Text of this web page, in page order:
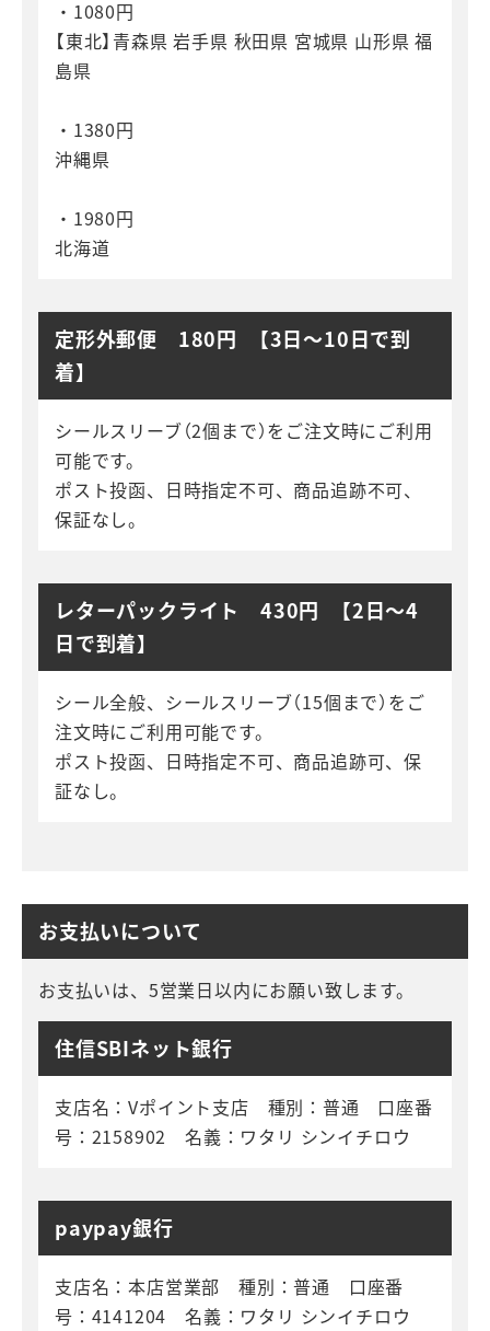
・1080円
【東北】青森県 岩手県 秋田県 宮城県 山形県 福
島県
・1380円
沖縄県
・1980円
北海道
定形外郵便 180円 【3日～10日で到
着】
シールスリーブ（2個まで）をご注文時にご利用
可能です。
ポスト投函、日時指定不可、商品追跡不可、
保証なし。
レターパックライト 430円 【2日～4
日で到着】
シール全般、シールスリーブ（15個まで）をご
注文時にご利用可能です。
ポスト投函、日時指定不可、商品追跡可、保
証なし。
お支払いについて
お支払いは、5営業日以内にお願い致します。
住信SBIネット銀行
支店名：Vポイント支店 種別：普通 口座番
号：2158902 名義：ワタリ シンイチロウ
paypay銀行
支店名：本店営業部 種別：普通 口座番
号：4141204 名義：ワタリ シンイチロウ